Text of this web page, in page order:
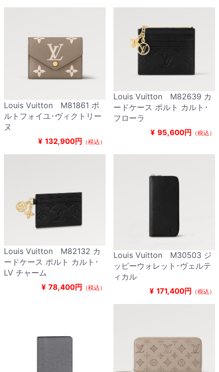
Louis Vuitton M81861 ポ
ルトフォイユ･ヴィクトリー
ヌ
¥ 132,900円 （税込）
Louis Vuitton M82639 カ
ードケース ポルト カルト･
フローラ
¥ 95,600円 （税込）
Louis Vuitton M82132 カ
ードケース ポルト カルト･
LV チャーム
¥ 78,400円 （税込）
Louis Vuitton M30503 ジ
ッピーウォレット･ヴェルテ
ィカル
¥ 171,400円 （税込）